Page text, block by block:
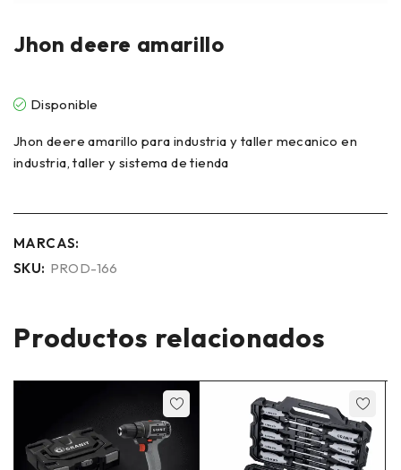
Jhon deere amarillo
Disponible
Jhon deere amarillo para industria y taller mecanico en
industria, taller y sistema de tienda
MARCAS:
SKU: PROD-166
Productos relacionados